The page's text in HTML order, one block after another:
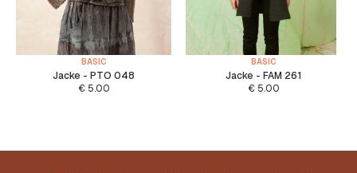
BASIC
Jacke - PTO 048
€5.00
BASIC
Jacke - FAM 261
€5.00